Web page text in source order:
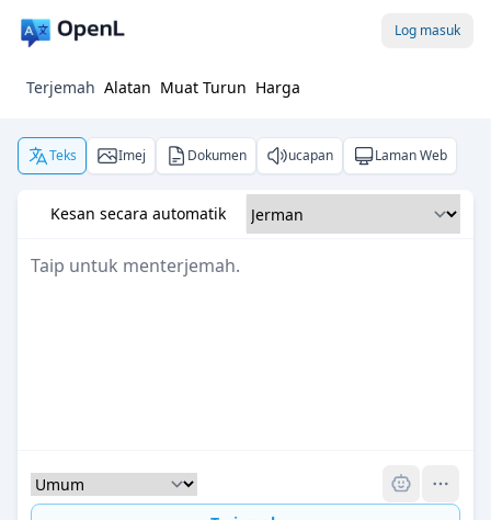
Log masuk
Terjemah Alatan Muat Turun Harga
Teks Imej Dokumen ucapan Laman Web
Kesan secara automatik